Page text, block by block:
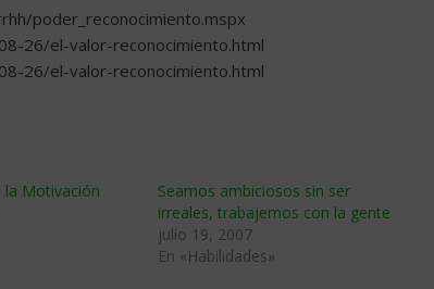
poder_reconocimiento.mspx
26/el-valor-reconocimiento.html
26/el-valor-reconocimiento.html
la Motivación
Seamos ambiciosos sin ser
irreales, trabajemos con la gente
julio 19, 2007
En «Habilidades»